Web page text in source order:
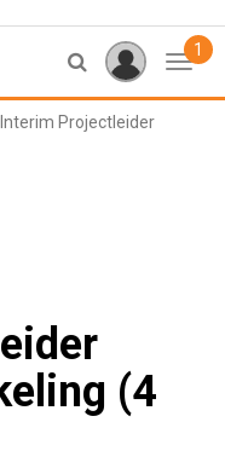
1
Interim Projectleider
(4